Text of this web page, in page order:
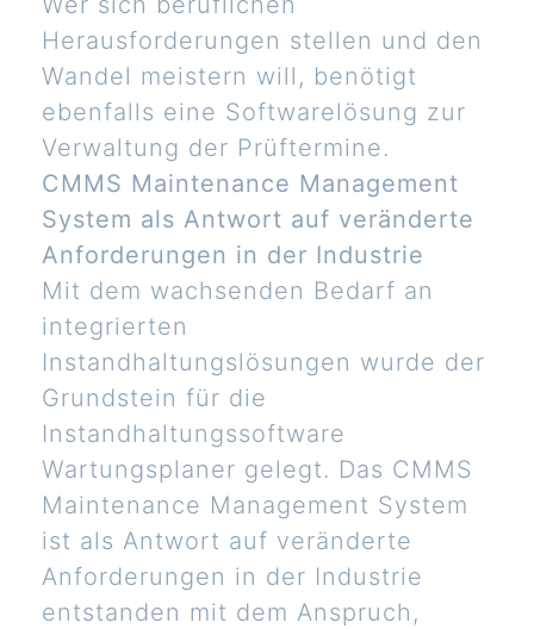
Herausforderungen stellen und den
Wandel meistern will, benötigt
ebenfalls eine Softwarelösung zur
Verwaltung der Prüftermine.
CMMS Maintenance Management
System als Antwort auf veränderte
Anforderungen in der Industrie
Mit dem wachsenden Bedarf an
integrierten
Instandhaltungslösungen wurde der
Grundstein für die
Instandhaltungssoftware
Wartungsplaner gelegt. Das CMMS
Maintenance Management System
ist als Antwort auf veränderte
Anforderungen in der Industrie
entstanden mit dem Anspruch,